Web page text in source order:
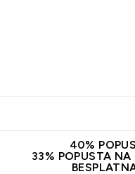
40%
33% POPUSTA